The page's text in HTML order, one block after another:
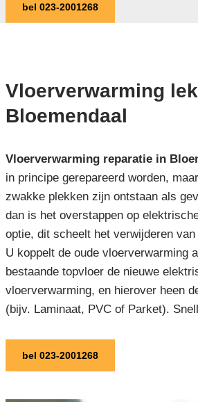
bel 023-2001268
Vloerverwarming
Bloemendaal
Vloerverwarming reparatie in
in principe gerepareerd worden,
zwakke plekken zijn ontstaan als
dan is het overstappen op
optie, dit scheelt het verwijderen van
U koppelt de oude vloerverwarming
bestaande topvloer de nieuwe
vloerverwarming, en hierover heen
(bijv. Laminaat, PVC of Parket).
bel 023-2001268